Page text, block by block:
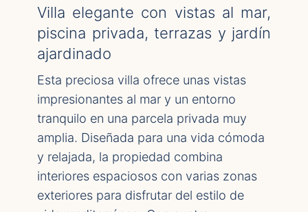
Villa elegante con vistas al mar,
piscina privada, terrazas y jardín
ajardinado
Esta preciosa villa ofrece unas vistas
impresionantes al mar y un entorno
tranquilo en una parcela privada muy
amplia. Diseñada para una vida cómoda
y relajada, la propiedad combina
interiores espaciosos con varias zonas
exteriores para disfrutar del estilo de